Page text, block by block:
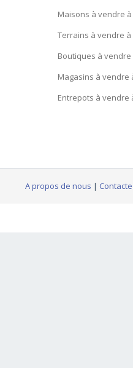
Maisons à vendre
Terrains à vendre à
Boutiques à vendre
Magasins à vendre
Entrepots à vendre
A propos de nous |